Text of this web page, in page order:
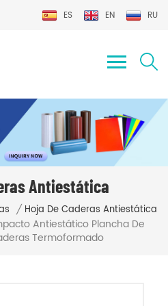
ES EN RU
Antiestática
/ Hoja De Caderas Antiestática
Antiestático Plancha De
Termoformado